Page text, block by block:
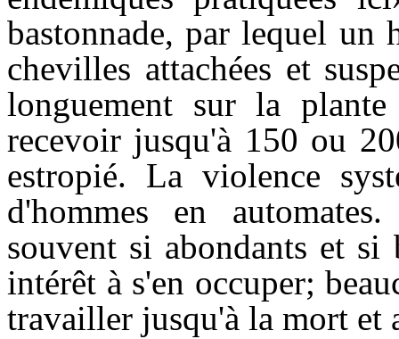
bastonnade, par lequel un
chevilles attachées et
longuement sur la
recevoir jusqu'à 150 ou
estropié. La violence
d'hommes en
souvent si abondants et
intérêt à s'en occuper;
travailler jusqu'à la mort et